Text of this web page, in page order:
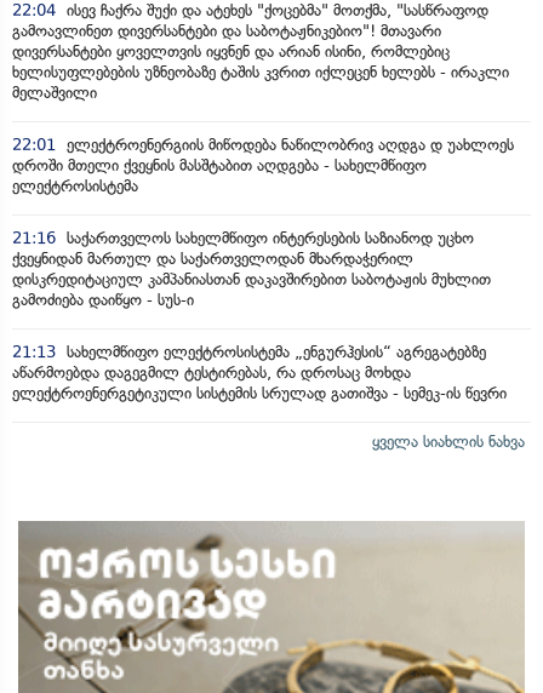
22:04 ისევ ჩაქრა შუქი და ატეხეს "ქოცებმა" მოთქმა, "სასწრაფოდ
გამოავლინეთ დივერსანტები და საბოტაჟნიკებიო"! მთავარი
დივერსანტები ყოველთვის იყვნენ და არიან ისინი, რომლებიც
ხელისუფლებების უზნეობაზე ტაშის კვრით იქლეცენ ხელებს - ირაკლი
მელაშვილი
22:01 ელექტროენერგიის მიწოდება ნაწილობრივ აღდგა დ უახლოეს
დროში მთელი ქვეყნის მასშტაბით აღდგება - სახელმწიფო
ელექტროსისტემა
21:16 საქართველოს სახელმწიფო ინტერესების საზიანოდ უცხო
ქვეყნიდან მართულ და საქართველოდან მხარდაჭერილ
დისკრედიტაციულ კამპანიასთან დაკავშირებით საბოტაჟის მუხლით
გამოძიება დაიწყო - სუს-ი
21:13 სახელმწიფო ელექტროსისტემა „ენგურჰესის“ აგრეგატებზე
აწარმოებდა დაგეგმილ ტესტირებას, რა დროსაც მოხდა
ელექტროენერგეტიკული სისტემის სრულად გათიშვა - სემეკ-ის წევრი
ყველა სიახლის ნახვა